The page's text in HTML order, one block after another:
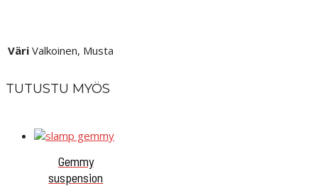
Väri Valkoinen, Musta
TUTUSTU MYÖS
Gemmy
suspension